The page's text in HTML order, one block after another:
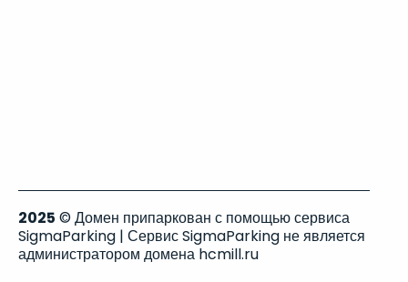
2025 © Домен припаркован с помощью сервиса
SigmaParking | Сервис SigmaParking не является
администратором домена hcmill.ru